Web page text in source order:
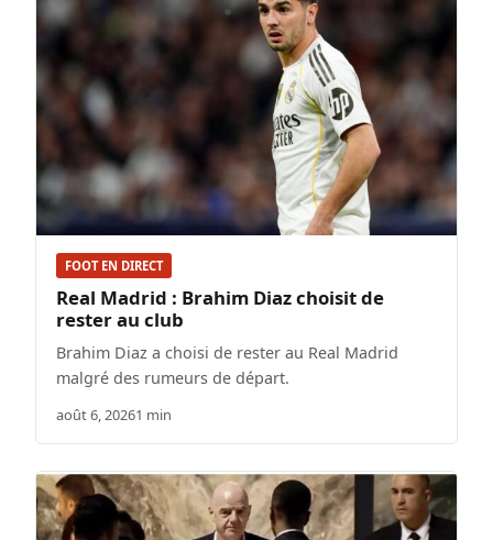
FOOT EN DIRECT
Real Madrid : Brahim Diaz choisit de
rester au club
Brahim Diaz a choisi de rester au Real Madrid
malgré des rumeurs de départ.
août 6, 20261 min